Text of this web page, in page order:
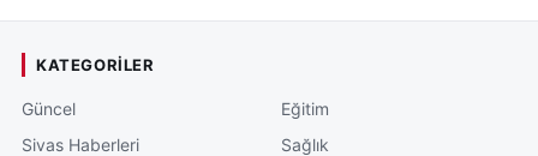
KATEGORILER
Güncel
Sivas Haberleri
Eğitim
Sağlık